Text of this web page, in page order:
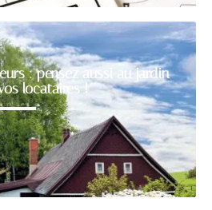
: pensez aussi au jardin
locataires !